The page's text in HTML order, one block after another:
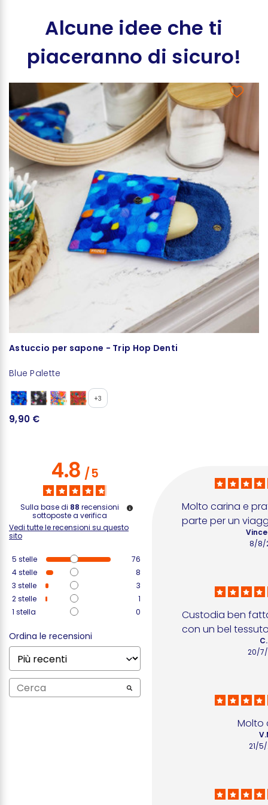
Alcune idee che ti
piaceranno di sicuro!
Astuccio per sapone - Trip Hop Denti
Blue Palette
+3
9,90 €
4.8/5
Sulla base di 88 recensioni
sottoposte a verifica
Vedi tutte le recensioni su questo
sito
5 stelle
76
4stelle
8
3 stelle
3
2stelle
1
1 stella 0
Ordina le recensioni
Molto carina e
parte per un
8/8/
Custodia ben
con un bel
20/
Molto
21/